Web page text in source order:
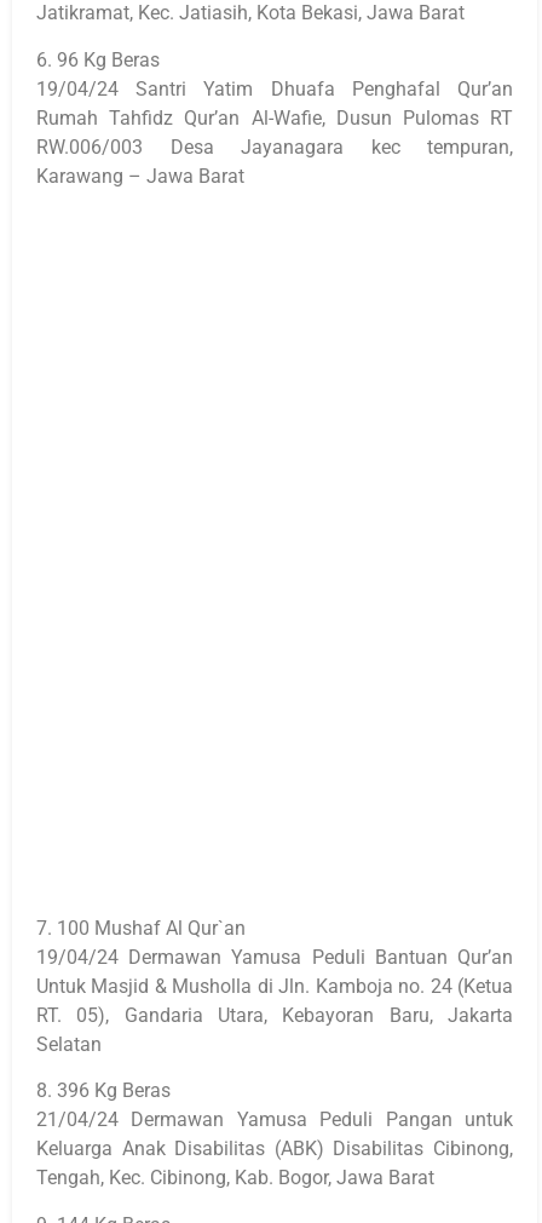
Jatikramat, Kec. Jatiasih, Kota Bekasi, Jawa Barat
6. 96 Kg Beras
19/04/24 Santri Yatim Dhuafa Penghafal Qur’an
Rumah Tahfidz Qur’an Al-Wafie, Dusun Pulomas RT
RW.006/003 Desa Jayanagara kec tempuran,
Karawang – Jawa Barat
7. 100 Mushaf Al Qur`an
19/04/24 Dermawan Yamusa Peduli Bantuan Qur’an
Untuk Masjid & Musholla di Jln. Kamboja no. 24 (Ketua
RT. 05), Gandaria Utara, Kebayoran Baru, Jakarta
Selatan
8. 396 Kg Beras
21/04/24 Dermawan Yamusa Peduli Pangan untuk
Keluarga Anak Disabilitas (ABK) Disabilitas Cibinong,
Tengah, Kec. Cibinong, Kab. Bogor, Jawa Barat